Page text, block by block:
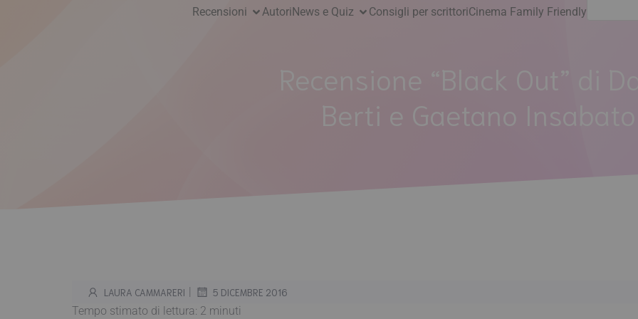
Recensioni AutoriNews e Quiz Consigli per scrittoriCinema Family Friendlyper:
Berti e Gaetano Insabato
LAURA CAMMARERI | 5 DICEMBRE 2016
Tempo stimato di lettura: 2 minuti